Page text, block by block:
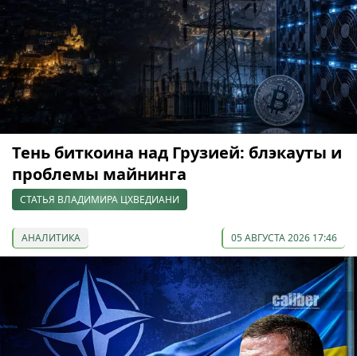
Тень биткоина над Грузией: блэкауты и
проблемы майнинга
СТАТЬЯ ВЛАДИМИРА ЦХВЕДИАНИ
АНАЛИТИКА 05 АВГУСТА 2026 17:46